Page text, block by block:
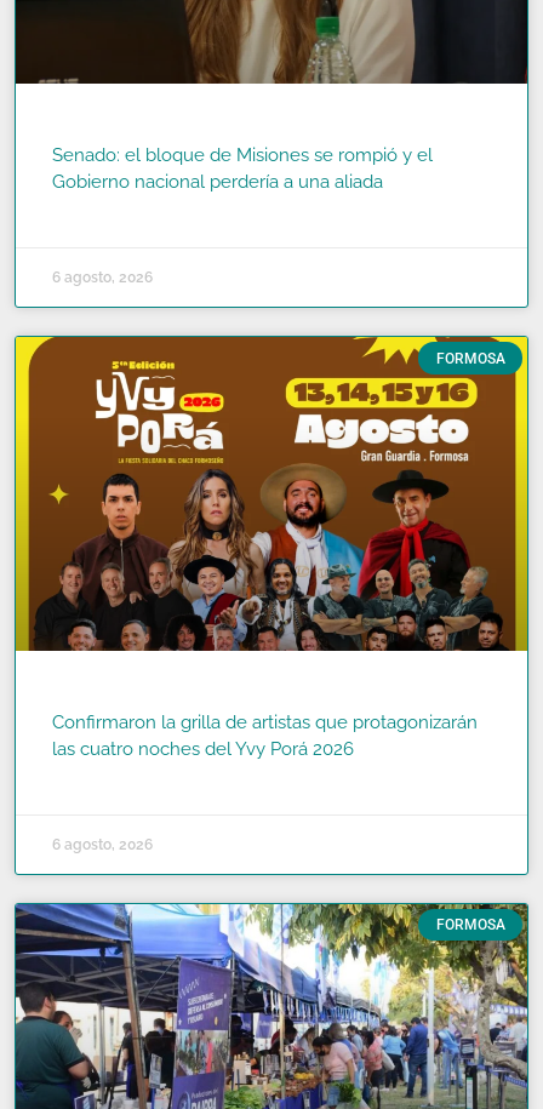
Senado: el bloque de Misiones se rompió y el
Gobierno nacional perdería a una aliada
6 agosto, 2026
FORMOSA
Confirmaron la grilla de artistas que protagonizarán
las cuatro noches del Yvy Porá 2026
6 agosto, 2026
FORMOSA